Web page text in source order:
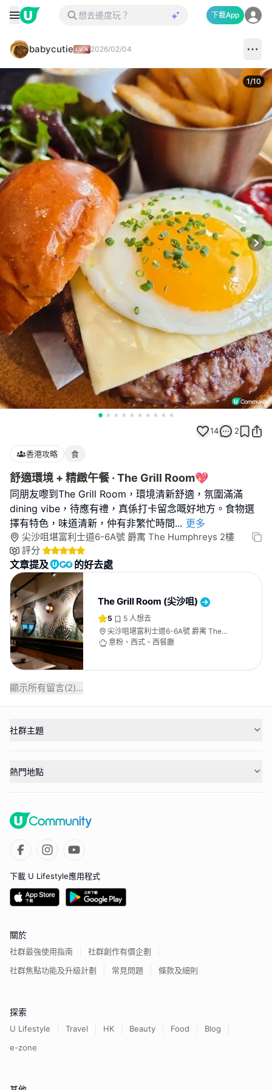
下載App
babycutie 2026/02/04
1/10
14 2
香港攻略 食
舒適環境 + 精緻午餐 · The Grill Room💖
同朋友嚟到The Grill Room，環境清新舒適，氛圍滿滿
dining vibe，待應有禮，真係打卡留念嘅好地方。食物選
擇有特色，味道清新，仲有非繁忙時間... 更多
尖沙咀堪富利士道6-6A號 爵寓 The Humphreys 2樓
評分
文章提及 的好去處
The Grill Room (尖沙咀)
5 5 人想去
尖沙咀堪富利士道6-6A號 爵寓 The
Humphreys 2樓
意粉、西式、西餐廳
顯示所有留言(2)...
社群主題
熱門地點
下載 U Lifestyle應用程式
關於
社群最強使用指南
社群創作有價企劃
社群焦點功能及升級計劃
常見問題 條款及細則
探索
U Lifestyle Travel HK Beauty Food
Blog
e-zone